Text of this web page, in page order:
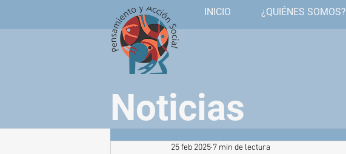
INICIO ¿QUIÉNES SOMOS?
Noticias
25 feb 2025 7 min de lectura